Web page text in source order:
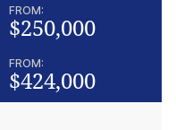
FROM:
$250,000
FROM:
$424,000